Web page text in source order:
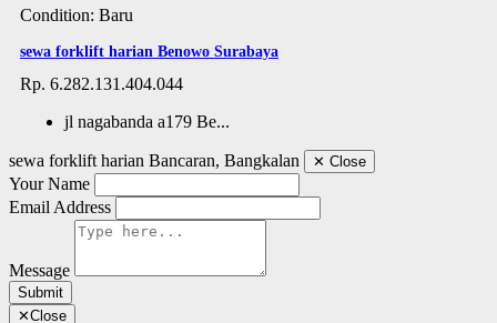
Condition: Baru
sewa forklift harian Benowo Surabaya
Rp. 6.282.131.404.044
jl nagabanda a179 Be...
sewa forklift harian Bancaran, Bangkalan ✕ Close
Your Name
Email Address
Message
Submit
✕Close